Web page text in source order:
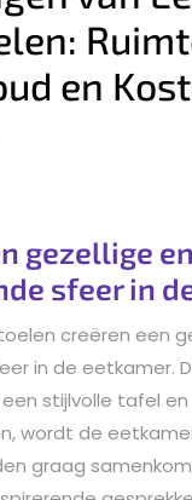
en
gezellige en
sfeer in
creëren een
in de eetkamer.
stijlvolle tafel
wordt de
graag